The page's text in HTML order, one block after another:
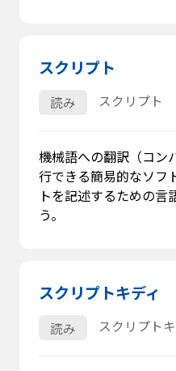
スクリプト
読み スクリプト
機械語への翻訳（コン
行できる簡易的なソフ
トを記述するための言
う。
スクリプトキディ
読み スクリプト